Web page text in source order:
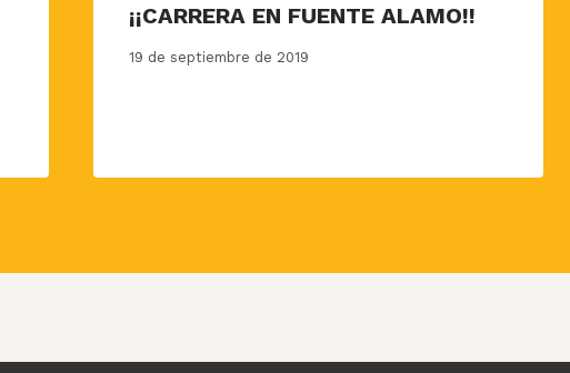
¡¡CARRERA EN FUENTE ALAMO!!
19 de septiembre de 2019